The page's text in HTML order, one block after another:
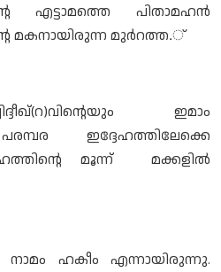
എട്ടാമത്തെ പിതാമഹന്‍
മകനായിരുന്ന മുര്‍റത്ത.്
ഇമാം
ഇദ്ദേഹത്തിലേക്കെ
മൂന്ന് മക്കളില്‍
നാമം ഹകീം എന്നായിരുന്നു.